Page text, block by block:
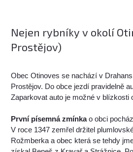
Nejen rybníky v okolí
Prostějov)
Obec Otinoves se nachází v
Prostějov. Do obce jezdí pravidelně
Zaparkovat auto je možné v blízkosti
První písemná zmínkao obci
V roce 1347 zemřel držitel
Rožmberka a obec která se tehdy